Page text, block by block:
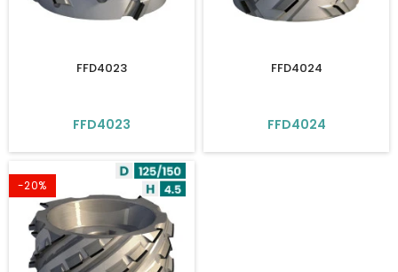
FFD4023
FFD4023
FFD4024
FFD4024
-20%